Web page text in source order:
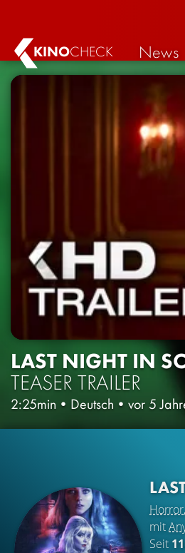
KINOCHECK News
LAST NIGHT IN
TEASER TRAILER
2:25min • Deutsch • vor 5
Horror,
mit
Seit